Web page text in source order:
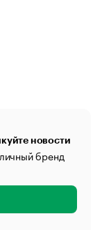
новости
бренд